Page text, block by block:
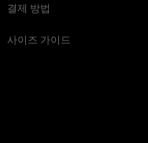
결제 방법
사이즈 가이드